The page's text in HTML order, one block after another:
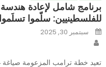
برنامج شامل لإعادة
للفلسطينيين: سلّموا تسلَموا
Posted
onسبتمبر 30, 2025
تعيد خطة ترامب المزعومة